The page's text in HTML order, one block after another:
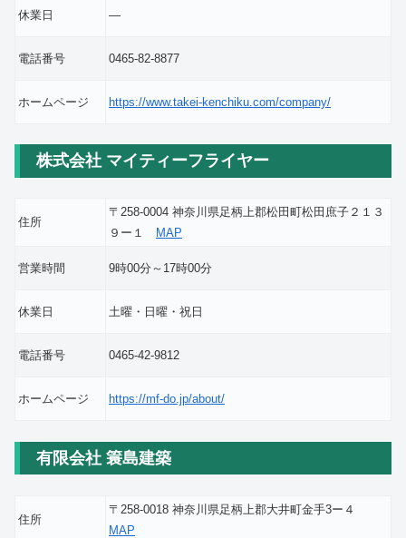
休業日 ―
電話番号 0465-82-8877
ホームページ https://www.takei-kenchiku.com/company/
株式会社 マイティーフライヤー
住所
〒258-0004 神奈川県足柄上郡松田町松田庶子２１３
９ー１
MAP
営業時間 9時00分～17時00分
休業日 土曜・日曜・祝日
電話番号 0465-42-9812
ホームページ https://mf-do.jp/about/
有限会社 簑島建築
住所
〒258-0018 神奈川県足柄上郡大井町金手3ー４
MAP